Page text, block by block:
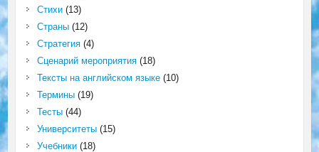
Стихи(13)
Страны(12)
Стратегия(4)
Сценарий мероприятия(18)
Тексты на английском языке(10)
Термины(19)
Тесты(44)
Университеты(15)
Учебники(18)